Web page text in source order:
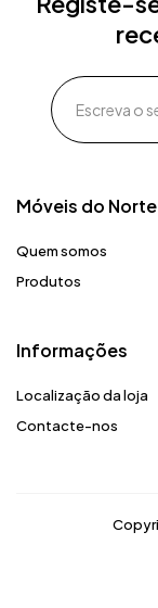
Móveis do Norte​
Quem somos
Produtos
Informações
Localização da loja
Contacte-nos